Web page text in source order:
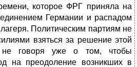
которое ФРГ приняла на
Германии и распадом
Политическим партиям не
взяться за решение этой
не говоря уже о том, чтобы
на преодоление возникших в